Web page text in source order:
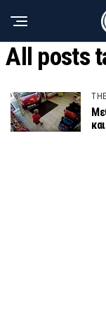
All posts